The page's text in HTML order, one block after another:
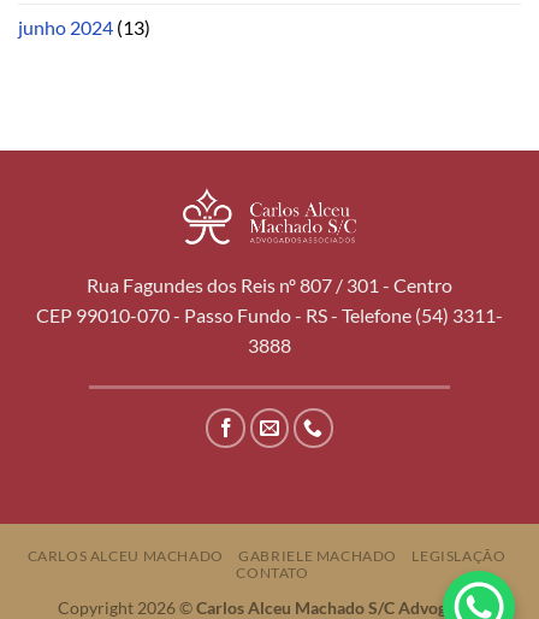
junho 2024 (13)
Rua Fagundes dos Reis nº 807 / 301 - Centro
CEP 99010-070 - Passo Fundo - RS - Telefone (54) 3311-
3888
CARLOS ALCEU MACHADO GABRIELE MACHADO
LEGISLAÇÃO
CONTATO
Copyright 2026 ©Carlos Alceu Machado S/C Advogados